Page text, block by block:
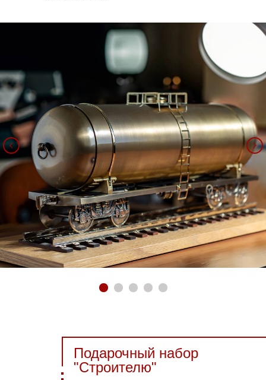
Подарочный набор
"Строителю"